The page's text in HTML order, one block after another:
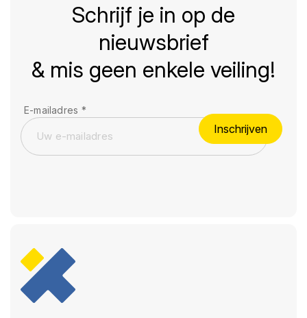
Schrijf je in op de
nieuwsbrief
& mis geen enkele veiling!
E-mailadres *
Inschrijven